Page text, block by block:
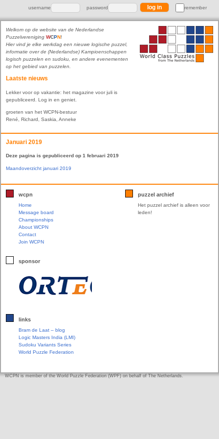
username password remember
Welkom op de website van de Nederlandse
Puzzelvereniging WCPN!
Hier vind je elke werkdag een nieuwe logische puzzel,
informatie over de (Nederlandse) Kampioenschappen
logisch puzzelen en sudoku, en andere evenementen
op het gebied van puzzelen.
Laatste nieuws
Lekker voor op vakantie: het magazine voor juli is
gepubliceerd. Log in en geniet.
groeten van het WCPN-bestuur
René, Richard, Saskia, Anneke
Januari 2019
Deze pagina is gepubliceerd op 1 februari 2019
Maandoverzicht januari 2019
wcpn
Home
Message board
Championships
About WCPN
Contact
Join WCPN
sponsor
links
Bram de Laat – blog
Logic Masters India (LMI)
Sudoku Variants Series
World Puzzle Federation
puzzel archief
Het puzzel archief is alleen voor
leden!
WCPN is member of the World Puzzle Federation (WPF) on behalf of The Netherlands.